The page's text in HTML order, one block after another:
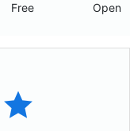
Free Open